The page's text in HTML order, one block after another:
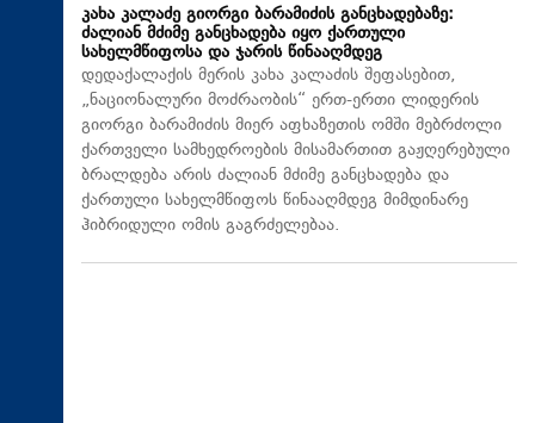
კახა კალაძე გიორგი ბარამიძის განცხადებაზე:
ძალიან მძიმე განცხადება იყო ქართული
სახელმწიფოსა და ჯარის წინააღმდეგ
დედაქალაქის მერის კახა კალაძის შეფასებით,
„ნაციონალური მოძრაობის“ ერთ-ერთი ლიდერის
გიორგი ბარამიძის მიერ აფხაზეთის ომში მებრძოლი
ქართველი სამხედროების მისამართით გაჟღერებული
ბრალდება არის ძალიან მძიმე განცხადება და
ქართული სახელმწიფოს წინააღმდეგ მიმდინარე
ჰიბრიდული ომის გაგრძელებაა.